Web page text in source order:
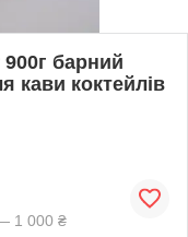
барний
кави коктейлів
1 000 ₴